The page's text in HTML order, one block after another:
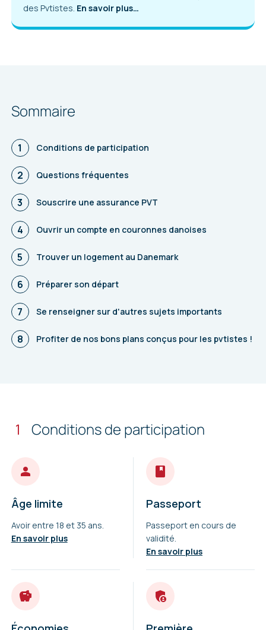
des Pvtistes. En savoir plus…
Sommaire
1 Conditions de participation
2 Questions fréquentes
3 Souscrire une assurance PVT
4 Ouvrir un compte en couronnes danoises
5 Trouver un logement au Danemark
6 Préparer son départ
7 Se renseigner sur d'autres sujets importants
8 Profiter de nos bons plans conçus pour les pvtistes !
1 Conditions de participation
Âge limite
Avoir entre 18 et 35 ans.
En savoir plus
Passeport
Passeport en cours de
validité.
En savoir plus